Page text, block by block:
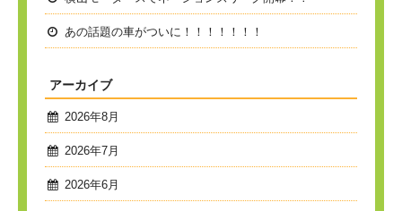
あの話題の車がついに！！！！！！！
アーカイブ
2026年8月
2026年7月
2026年6月